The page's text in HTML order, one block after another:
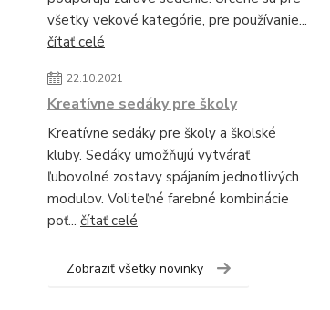
všetky vekové kategórie, pre používanie...
čítať celé
22.10.2021
Kreatívne sedáky pre školy
Kreatívne sedáky pre školy a školské
kluby. Sedáky umožňujú vytvárať
ľubovolné zostavy spájaním jednotlivých
modulov. Voliteľné farebné kombinácie
poť... čítať celé
Zobraziť všetky novinky